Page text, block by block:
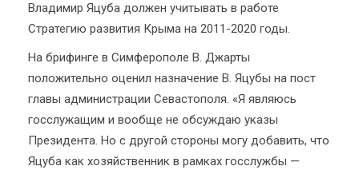
Владимир Яцуба должен учитывать в работе
Стратегию развития Крыма на 2011-2020 годы.
На брифинге в Симферополе В. Джарты
положительно оценил назначение В. Яцубы на пост
главы администрации Севастополя. «Я являюсь
госслужащим и вообще не обсуждаю указы
Президента. Но с другой стороны могу добавить, что
Яцуба как хозяйственник в рамках госслужбы —